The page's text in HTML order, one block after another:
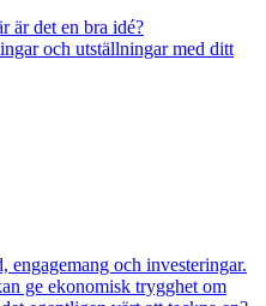
är det en bra idé?
och utställningar med ditt
och investeringar.
ge ekonomisk trygghet om